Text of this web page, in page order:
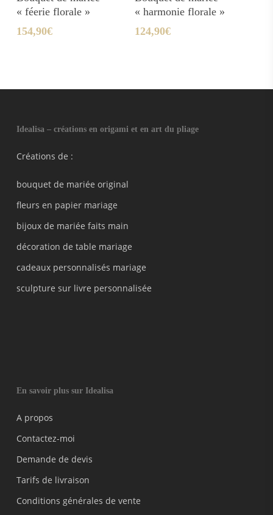
« féerie florale »
154,90€
« harmonie florale »
124,90€
Idealisa – créations en origami et en art du pliage
Créations de :
bouquet de mariée original
fleurs en papier mariage
bijoux de mariée faits main
décoration de table mariage
cadeaux personnalisés mariage
sculpture sur livre personnalisée
En savoir plus sur Idealisa
A propos
Contactez-moi
Demande de devis
Tarifs de livraison
Conditions générales de vente